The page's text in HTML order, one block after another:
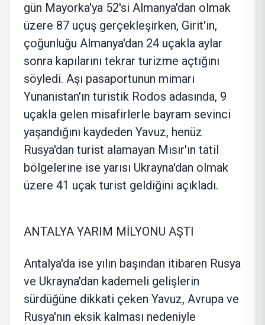
gün Mayorka'ya 52'si Almanya'dan olmak
üzere 87 uçuş gerçekleşirken, Girit'in,
çoğunluğu Almanya'dan 24 uçakla aylar
sonra kapılarını tekrar turizme açtığını
söyledi. Aşı pasaportunun mimarı
Yunanistan'ın turistik Rodos adasında, 9
uçakla gelen misafirlerle bayram sevinci
yaşandığını kaydeden Yavuz, henüz
Rusya'dan turist alamayan Mısır'ın tatil
bölgelerine ise yarısı Ukrayna'dan olmak
üzere 41 uçak turist geldiğini açıkladı.
ANTALYA YARIM MİLYONU AŞTI
Antalya'da ise yılın başından itibaren Rusya
ve Ukrayna'dan kademeli gelişlerin
sürdüğüne dikkati çeken Yavuz, Avrupa ve
Rusya'nın eksik kalması nedeniyle